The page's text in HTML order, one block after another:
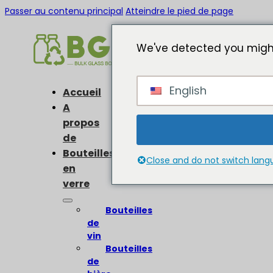
Passer au contenu principal Atteindre le pied de page
Accueil
A
propos
de
Bouteilles
en
verre
Bouteilles
de
vin
Bouteilles
de
We've detected you
English
Close and do not switch